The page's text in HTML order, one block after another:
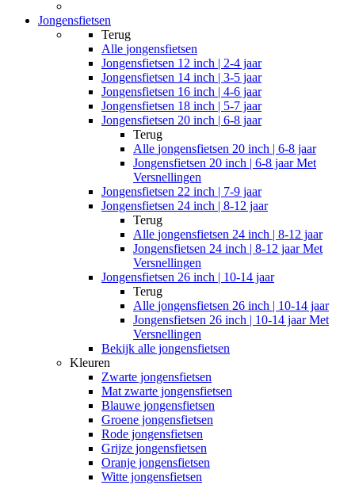
Jongensfietsen
Terug
Alle jongensfietsen
Jongensfietsen 12 inch | 2-4 jaar
Jongensfietsen 14 inch | 3-5 jaar
Jongensfietsen 16 inch | 4-6 jaar
Jongensfietsen 18 inch | 5-7 jaar
Jongensfietsen 20 inch | 6-8 jaar
Terug
Alle jongensfietsen 20 inch | 6-8 jaar
Jongensfietsen 20 inch | 6-8 jaar Met
Versnellingen
Jongensfietsen 22 inch | 7-9 jaar
Jongensfietsen 24 inch | 8-12 jaar
Terug
Alle jongensfietsen 24 inch | 8-12 jaar
Jongensfietsen 24 inch | 8-12 jaar Met
Versnellingen
Jongensfietsen 26 inch | 10-14 jaar
Terug
Alle jongensfietsen 26 inch | 10-14 jaar
Jongensfietsen 26 inch | 10-14 jaar Met
Versnellingen
Bekijk alle jongensfietsen
Kleuren
Zwarte jongensfietsen
Mat zwarte jongensfietsen
Blauwe jongensfietsen
Groene jongensfietsen
Rode jongensfietsen
Grijze jongensfietsen
Oranje jongensfietsen
Witte jongensfietsen